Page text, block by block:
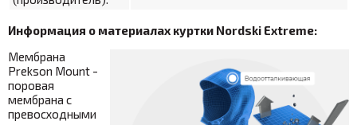
Информация о материалах куртки Nordski Extreme:
Мембрана
Prekson Mount -
поровая
мембрана с
превосходными